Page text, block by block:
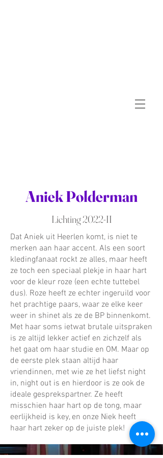
Aniek Polderman
Lichting 2022-II
Dat Aniek uit Heerlen komt, is niet te
merken aan haar accent. Als een soort
kledingfanaat rockt ze alles, maar heeft
ze toch een speciaal plekje in haar hart
voor de kleur roze (een echte tuttebel
dus). Roze heeft ze echter ingeruild voor
het prachtige paars, waar ze elke keer
weer in shinet als ze de BP binnenkomt.
Met haar soms ietwat brutale uitspraken
is ze altijd lekker actief en zichzelf als
het gaat om haar studie en OM. Maar op
de eerste plek staan altijd haar
vriendinnen, met wie ze het liefst night
in, night out is en hierdoor is ze ook de
ideale gesprekspartner. Ze heeft
misschien haar hart op de tong, maar
eerlijkheid is key, en onze Niek heeft
haar hart zeker op de juiste plek!